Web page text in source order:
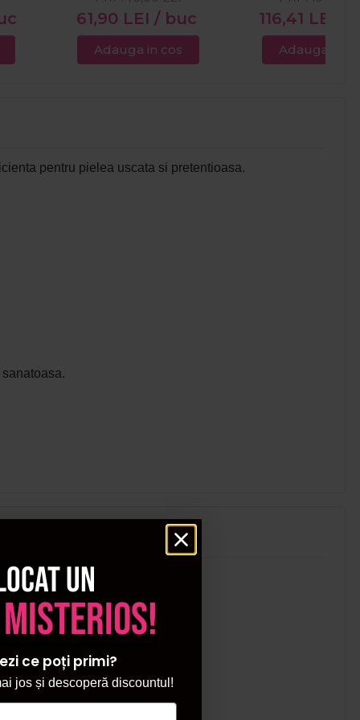
61,90 LEI / buc
Adauga in cos
116,41 LEI
Adauga in
pentru pielea uscata si pretentioasa.
un
ce poți primi?
jos și descoperă discountul!